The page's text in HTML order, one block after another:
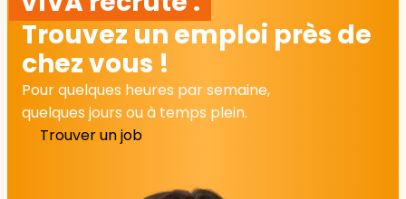
Trouvez un emploi près de
chez vous !
Pour quelques heures par semaine,
quelques jours ou à temps plein.
Trouver un job